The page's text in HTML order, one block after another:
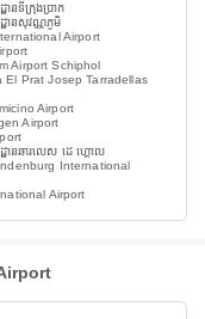
នទីក្រុងប្រាក
ានសុវណ្ណភូមិ
Airport
Airport Schiphol
El Prat Josep Tarradellas
Airport
Airport
ានឆារលេស ដេ ហ្គោល
International
Airport